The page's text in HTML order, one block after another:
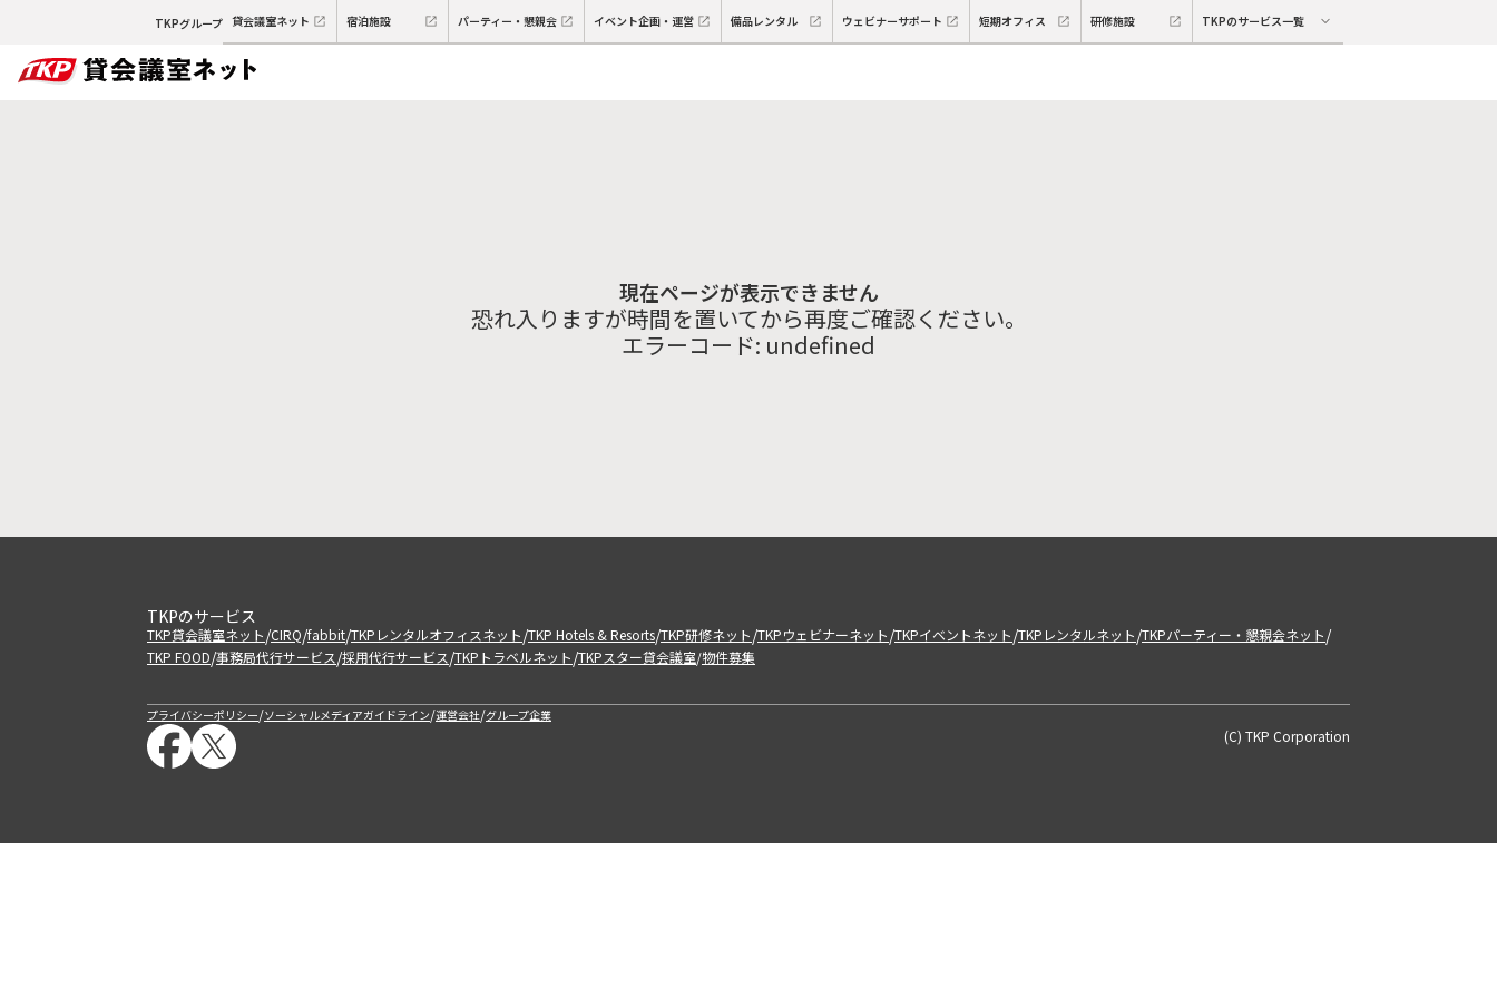
TKPグループ 貸会議室ネット 宿泊施設 パーティー・懇親会 イベント企画・運営 備品レンタル ウェビナーサポート 短期オフィス 研修施設 TKPのサービス一覧
現在ページが表示できません
恐れ入りますが時間を置いてから再度ご確認ください。
エラーコード: undefined
TKPのサービス
TKP貸会議室ネット/CIRQ/fabbit/TKPレンタルオフィスネット/TKP Hotels & Resorts/TKP研修ネット/TKPウェビナーネット/TKPイベントネット/TKPレンタルネット/TKPパーティー・懇親会ネット/
TKP FOOD/事務局代行サービス/採用代行サービス/TKPトラベルネット/TKPスター貸会議室/物件募集
プライバシーポリシー/ソーシャルメディアガイドライン/運営会社/グループ企業
(C) TKP Corporation